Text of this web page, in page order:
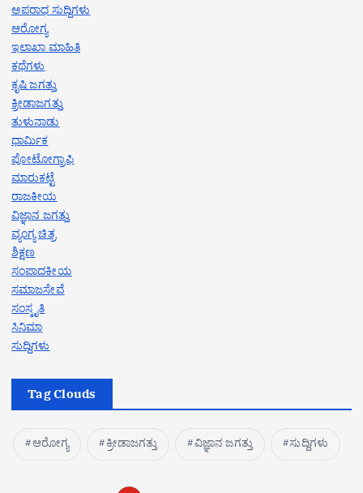
ಅಪರಾಧ ಸುದ್ದಿಗಳು
ಆರೋಗ್ಯ
ಇಲಾಖಾ ಮಾಹಿತಿ
ಕಥೆಗಳು
ಕೃಷಿ ಜಗತ್ತು
ಕ್ರೀಡಾಜಗತ್ತು
ತುಳುನಾಡು
ಧಾರ್ಮಿಕ
ಪೋಟೋಗ್ರಾಫಿ
ಮಾರುಕಟ್ಟೆ
ರಾಜಕೀಯ
ವಿಜ್ಞಾನ ಜಗತ್ತು
ವ್ಯಂಗ್ಯ ಚಿತ್ರ
ಶಿಕ್ಷಣ
ಸಂಪಾದಕೀಯ
ಸಮಾಜಸೇವೆ
ಸಂಸ್ಕೃತಿ
ಸಿನಿಮಾ
ಸುದ್ದಿಗಳು
Tag Clouds
ಆರೋಗ್ಯ ಕ್ರೀಡಾಜಗತ್ತು ವಿಜ್ಞಾನ ಜಗತ್ತು ಸುದ್ದಿಗಳು